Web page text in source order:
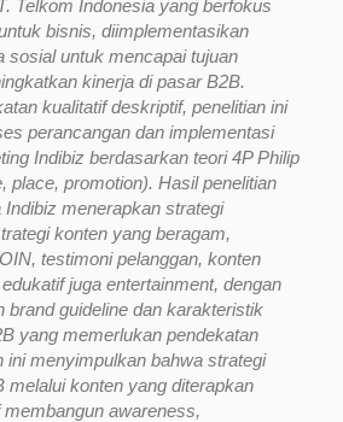
Telkom Indonesia yang berfokus
bisnis, diimplementasikan
sosial untuk mencapai tujuan
kinerja di pasar B2B.
kualitatif deskriptif, penelitian ini
perancangan dan implementasi
Indibiz berdasarkan teori 4P Philip
place, promotion). Hasil penelitian
menerapkan strategi
konten yang beragam,
testimoni pelanggan, konten
juga entertainment, dengan
brand guideline dan karakteristik
yang memerlukan pendekatan
ini menyimpulkan bahwa strategi
melalui konten yang diterapkan
awareness,